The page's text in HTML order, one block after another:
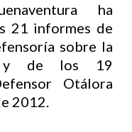
ha
21 informes de
sobre la
y de los 19
Otálora
2012.